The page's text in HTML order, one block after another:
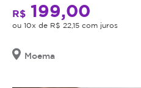
R$ 199,00
ou 10x de R$ 22,15 com juros
Moema